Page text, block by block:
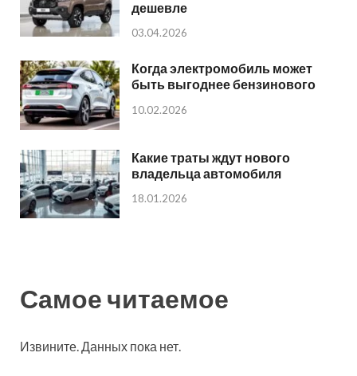
дешевле
03.04.2026
Когда электромобиль может
быть выгоднее бензинового
10.02.2026
Какие траты ждут нового
владельца автомобиля
18.01.2026
Самое читаемое
Извините. Данных пока нет.